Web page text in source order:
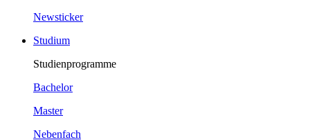
Newsticker
Studium
Studienprogramme
Bachelor
Master
Nebenfach